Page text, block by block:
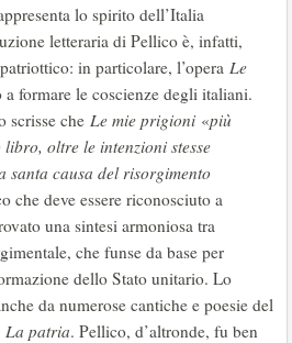
lo spirito dell’Italia
letteraria di Pellico è, infatti,
in particolare, l’opera Le
formare le coscienze degli italiani.
scrisse che Le mie prigioni «più
oltre le intenzioni stesse
santa causa del risorgimento
che deve essere riconosciuto a
una sintesi armoniosa tra
che funse da base per
dello Stato unitario. Lo
da numerose cantiche e poesie del
La patria. Pellico, d’altronde, fu ben